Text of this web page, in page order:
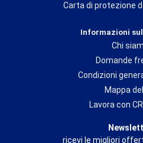
Carta di protezione
Informazioni
Chi
Domande
Condizioni
Mappa
Lavora con
ricevi le migliori